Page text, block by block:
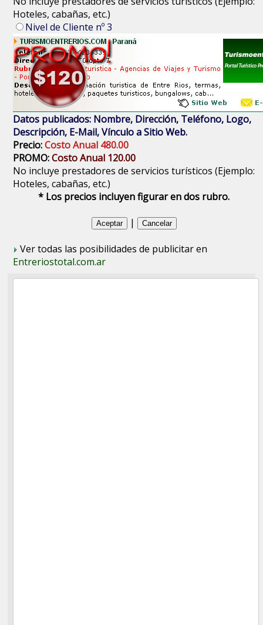
Hoteles, cabañas, etc.)
Nivel de Cliente nº 3
Datos publicados: Nombre, Dirección, Teléfono, Logo,
Descripción, E-Mail, Vínculo a Sitio Web.
Precio:Costo Anual 480.00
PROMO:Costo Anual 120.00
No incluye prestadores de servicios turísticos (Ejemplo:
Hoteles, cabañas, etc.)
* Los precios incluyen figurar en dos rubro.
|
Ver todas las posibilidades de publicitar en
Entreriostotal.com.ar